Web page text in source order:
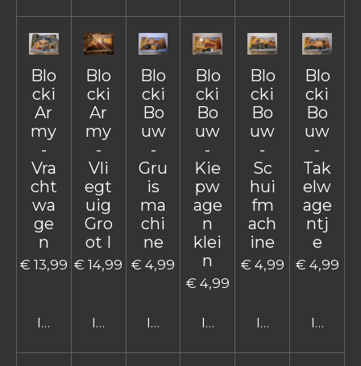
Blo
cki
Ar
my
-
Vra
cht
wa
ge
n
€ 13,99
In winkelwagen
Blo
cki
Ar
my
-
Vli
egt
uig
Gro
ot I
€ 14,99
In winkelwagen
Blo
cki
Bo
uw
-
Gru
is
ma
chi
ne
€ 4,99
In winkelwagen
Blo
cki
Bo
uw
-
Kie
pw
age
n
klei
n
€ 4,99
In winkelwagen
Blo
cki
Bo
uw
-
Sc
hui
fm
ach
ine
€ 4,99
In
Blo
cki
Bo
uw
-
Tak
elw
age
ntj
e
€ 4,99
In